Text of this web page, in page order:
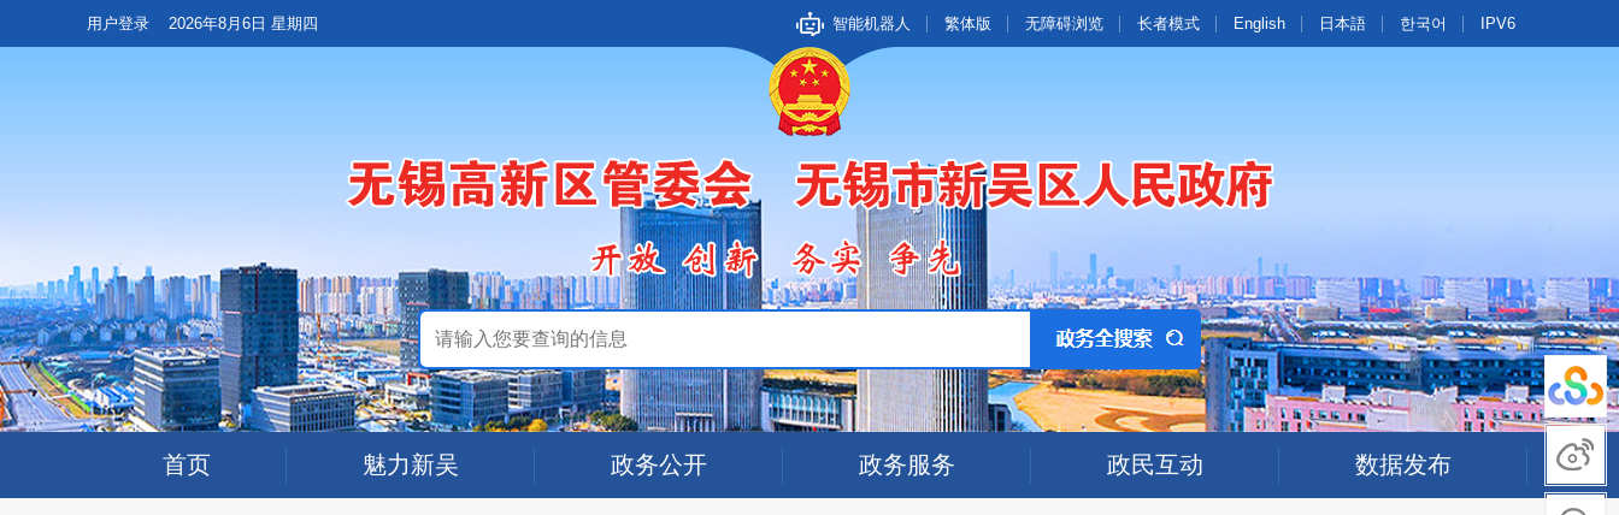
用户登录 2026年8月6日 星期四 智能机器人 繁体版 无障碍浏览 长者模式 English 日本語 한국어 IPV6
首页 魅力新吴 政务公开 政务服务 政民互动 数据发布